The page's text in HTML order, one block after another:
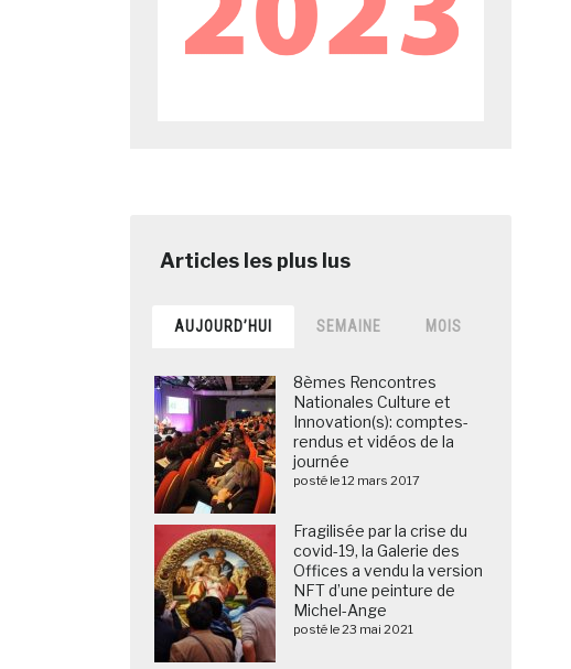
AUJOURD’HUI SEMAINE MOIS
8èmes Rencontres
Nationales Culture et
Innovation(s): comptes-
rendus et vidéos de la
journée
posté le 12 mars 2017
Fragilisée par la crise du
covid-19, la Galerie des
Offices a vendu la version
NFT d’une peinture de
Michel-Ange
posté le 23 mai 2021